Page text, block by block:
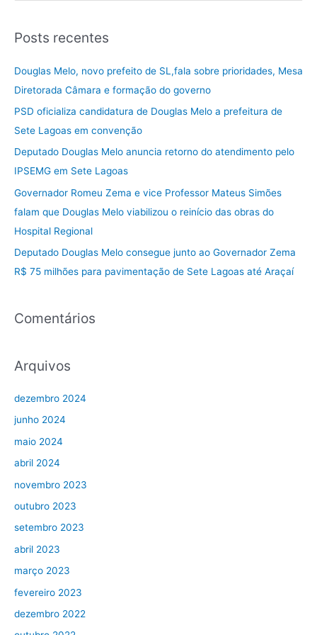
q
p
o
r
:
Posts recentes
Douglas Melo, novo prefeito de SL,fala sobre prioridades, Mesa
Diretorada Câmara e formação do governo
PSD oficializa candidatura de Douglas Melo a prefeitura de
Sete Lagoas em convenção
Deputado Douglas Melo anuncia retorno do atendimento pelo
IPSEMG em Sete Lagoas
Governador Romeu Zema e vice Professor Mateus Simões
falam que Douglas Melo viabilizou o reinício das obras do
Hospital Regional
Deputado Douglas Melo consegue junto ao Governador Zema
R$ 75 milhões para pavimentação de Sete Lagoas até Araçaí
Comentários
Arquivos
dezembro 2024
junho 2024
maio 2024
abril 2024
novembro 2023
outubro 2023
setembro 2023
abril 2023
março 2023
fevereiro 2023
dezembro 2022